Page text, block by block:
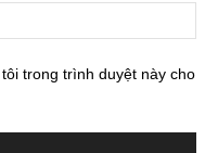
trong trình duyệt này cho